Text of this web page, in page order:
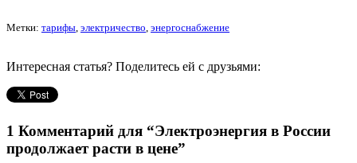
Метки: тарифы, электричество, энергоснабжение
Интересная статья? Поделитесь ей с друзьями:
1 Комментарий для “Электроэнергия в России
продолжает расти в цене”